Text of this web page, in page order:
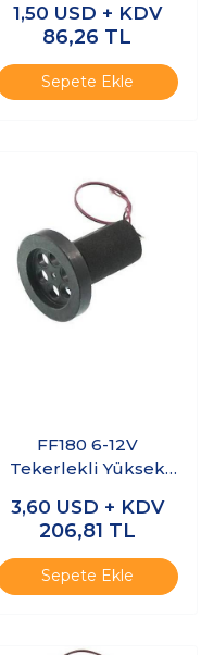
1,50 USD + KDV
86,26 TL
Sepete Ekle
FF180 6-12V
Tekerlekli Yüksek
3,60 USD + KDV
206,81 TL
Sepete Ekle